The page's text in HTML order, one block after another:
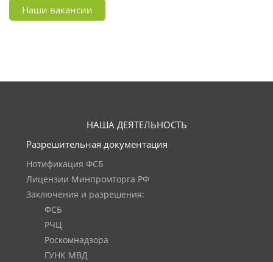
Наши вакансии
НАША ДЕЯТЕЛЬНОСТЬ
Разрешительная документация
Нотификация ФСБ
Лицензии Минпромторга РФ
Заключения и разрешения:
ФСБ
РЧЦ
Роскомнадзора
ГУНК МВД